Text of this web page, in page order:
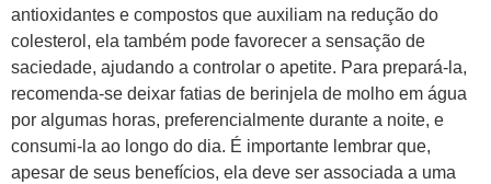
antioxidantes e compostos que auxiliam na redução do
colesterol, ela também pode favorecer a sensação de
saciedade, ajudando a controlar o apetite. Para prepará-la,
recomenda-se deixar fatias de berinjela de molho em água
por algumas horas, preferencialmente durante a noite, e
consumi-la ao longo do dia. É importante lembrar que,
apesar de seus benefícios, ela deve ser associada a uma